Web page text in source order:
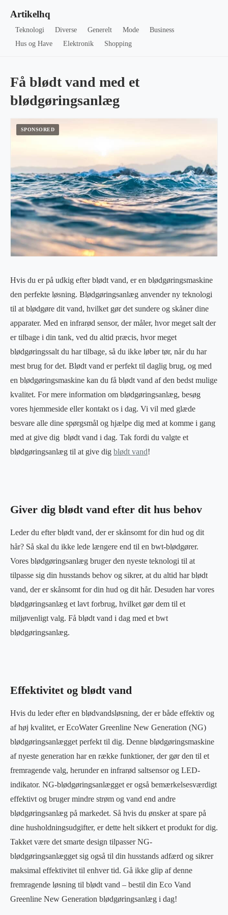
Artikelhq
Teknologi Diverse Generelt Mode
Business
Hus og Have
Elektronik Shopping
Få blødt vand med et
blødgøringsanlæg
Hvis du er på udkig efter blødt vand, er en blødgøringsmaskine
den perfekte løsning. Blødgøringsanlæg anvender ny teknologi
til at blødgøre dit vand, hvilket gør det sundere og skåner dine
apparater. Med en infrarød sensor, der måler, hvor meget salt der
er tilbage i din tank, ved du altid præcis, hvor meget
blødgøringssalt du har tilbage, så du ikke løber tør, når du har
mest brug for det. Blødt vand er perfekt til daglig brug, og med
en blødgøringsmaskine kan du få blødt vand af den bedst mulige
kvalitet. For mere information om blødgøringsanlæg, besøg
vores hjemmeside eller kontakt os i dag. Vi vil med glæde
besvare alle dine spørgsmål og hjælpe dig med at komme i gang
med at give dig blødt vand i dag. Tak fordi du valgte et
blødgøringsanlæg til at give dig blødt vand!
Giver dig blødt vand efter dit hus behov
Leder du efter blødt vand, der er skånsomt for din hud og dit
hår? Så skal du ikke lede længere end til en bwt-blødgører.
Vores blødgøringsanlæg bruger den nyeste teknologi til at
tilpasse sig din husstands behov og sikrer, at du altid har blødt
vand, der er skånsomt for din hud og dit hår. Desuden har vores
blødgøringsanlæg et lavt forbrug, hvilket gør dem til et
miljøvenligt valg. Få blødt vand i dag med et bwt
blødgøringsanlæg.
Effektivitet og blødt vand
Hvis du leder efter en blødvandsløsning, der er både effektiv og
af høj kvalitet, er EcoWater Greenline New Generation (NG)
blødgøringsanlægget perfekt til dig. Denne blødgøringsmaskine
af nyeste generation har en række funktioner, der gør den til et
fremragende valg, herunder en infrarød saltsensor og LED-
indikator. NG-blødgøringsanlægget er også bemærkelsesværdigt
effektivt og bruger mindre strøm og vand end andre
blødgøringsanlæg på markedet. Så hvis du ønsker at spare på
dine husholdningsudgifter, er dette helt sikkert et produkt for dig.
Takket være det smarte design tilpasser NG-
blødgøringsanlægget sig også til din husstands adfærd og sikrer
maksimal effektivitet til enhver tid. Gå ikke glip af denne
fremragende løsning til blødt vand – bestil din Eco Vand
Greenline New Generation blødgøringsanlæg i dag!